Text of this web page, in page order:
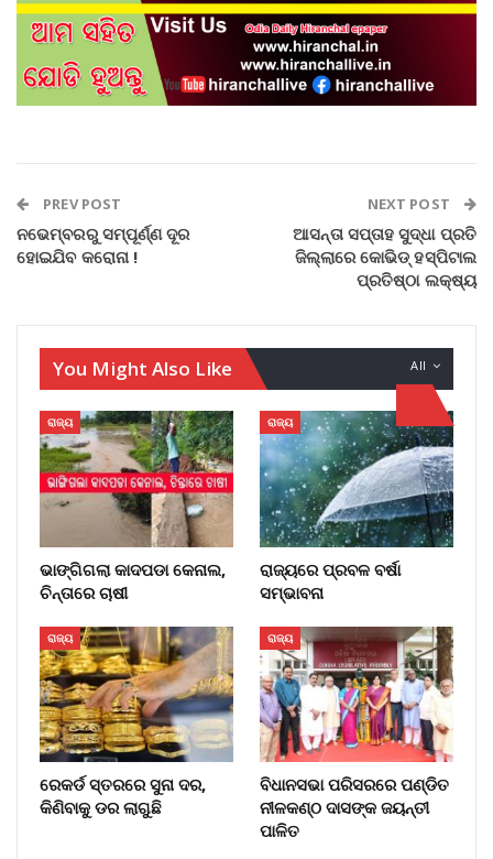
PREV POST
ନଭେମ୍ବରରୁ ସମ୍ପୂର୍ଣ୍ଣ ଦୂର
ହୋଇଯିବ କରୋନା !
NEXT POST
ଆସନ୍ତା ସପ୍ତାହ ସୁଦ୍ଧା ପ୍ରତି
ଜିଲ୍ଲାରେ କୋଭିଡ୍ ହସ୍ପିଟାଲ
ପ୍ରତିଷ୍ଠା ଲକ୍ଷ୍ୟ
All
You Might Also Like
ରାଜ୍ୟ
ଭାଙ୍ଗିଗଲା କାଦପଡା କେନାଲ,
ଚିନ୍ତାରେ ଚାଷୀ
ରାଜ୍ୟ
ରାଜ୍ୟରେ ପ୍ରବଳ ବର୍ଷା
ସମ୍ଭାବନା
ରାଜ୍ୟ
ରେକର୍ଡ ସ୍ତରରେ ସୁନା ଦର,
କିଣିବାକୁ ଡର ଲାଗୁଛି
ରାଜ୍ୟ
ବିଧାନସଭା ପରିସରରେ ପଣ୍ଡିତ
ନୀଳକଣ୍ଠ ଦାସଙ୍କ ଜୟନ୍ତୀ
ପାଳିତ